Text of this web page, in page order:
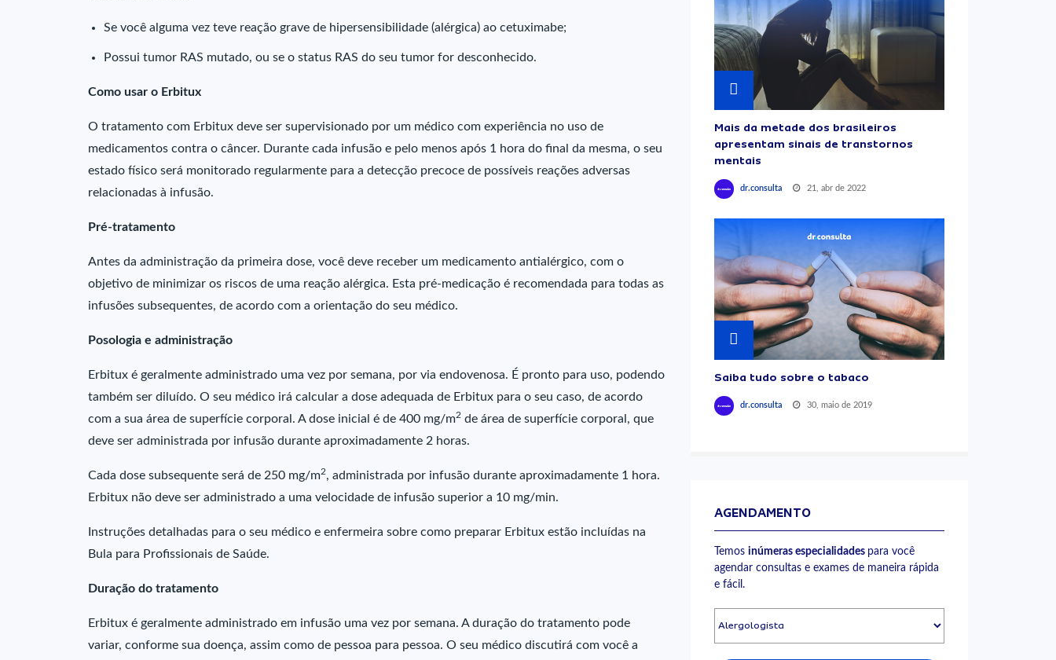
Se você alguma vez teve reação grave de hipersensibilidade (alérgica) ao cetuximabe;
Possui tumor RAS mutado, ou se o status RAS do seu tumor for desconhecido.
Como usar o Erbitux
O tratamento com Erbitux deve ser supervisionado por um médico com experiência no uso de
medicamentos contra o câncer. Durante cada infusão e pelo menos após 1 hora do final da mesma, o seu
estado físico será monitorado regularmente para a detecção precoce de possíveis reações adversas
relacionadas à infusão.
Pré-tratamento
Antes da administração da primeira dose, você deve receber um medicamento antialérgico, com o
objetivo de minimizar os riscos de uma reação alérgica. Esta pré-medicação é recomendada para todas as
infusões subsequentes, de acordo com a orientação do seu médico.
Posologia e administração
Erbitux é geralmente administrado uma vez por semana, por via endovenosa. É pronto para uso, podendo
também ser diluído. O seu médico irá calcular a dose adequada de Erbitux para o seu caso, de acordo
com a sua área de superfície corporal. A dose inicial é de 400 mg/m2 de área de superfície corporal, que
deve ser administrada por infusão durante aproximadamente 2 horas.
Cada dose subsequente será de 250 mg/m2, administrada por infusão durante aproximadamente 1 hora.
Erbitux não deve ser administrado a uma velocidade de infusão superior a 10 mg/min.
Instruções detalhadas para o seu médico e enfermeira sobre como preparar Erbitux estão incluídas na
Bula para Profissionais de Saúde.
Duração do tratamento
Erbitux é geralmente administrado em infusão uma vez por semana. A duração do tratamento pode
variar, conforme sua doença, assim como de pessoa para pessoa. O seu médico discutirá com você a
Mais da metade dos brasileiros
apresentam sinais de transtornos
mentais
dr.consulta 21, abr de 2022
Saiba tudo sobre o tabaco
dr.consulta 30, maio de 2019
AGENDAMENTO
Temos inúmeras especialidades para você
agendar consultas e exames de maneira rápida
e fácil.